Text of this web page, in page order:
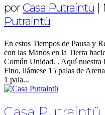
porCasa Putraintü |
Putraintü
En estos Tiempos de Pausa y
con las Manos en la Tierra
Común Unidad. . Aquí nuestra
Fino, llámese 15 palas de
1 pala...